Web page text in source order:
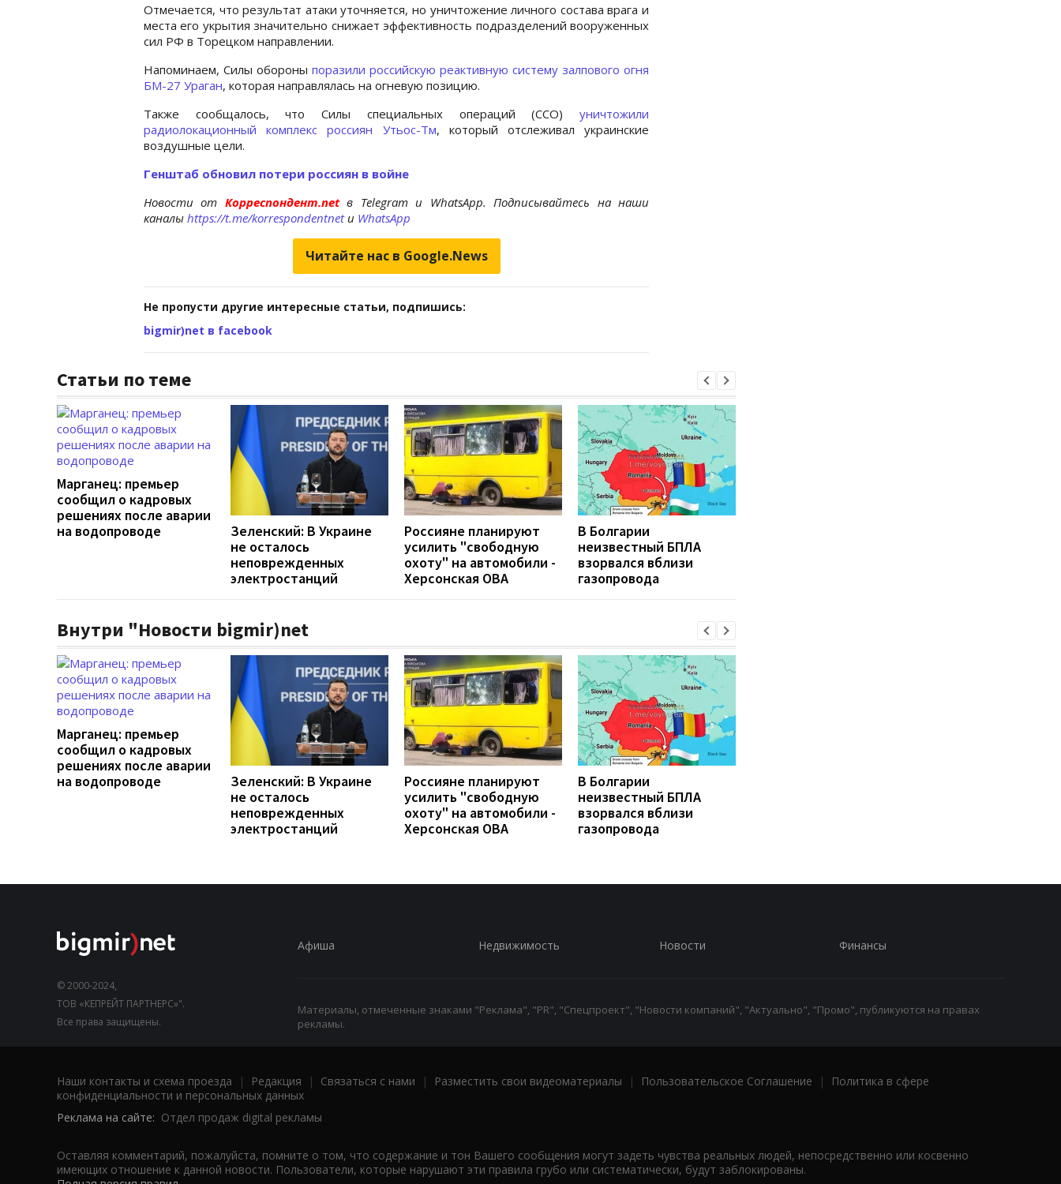
Отмечается, что результат атаки уточняется, но уничтожение личного состава врага и
места его укрытия значительно снижает эффективность подразделений вооруженных
сил РФ в Торецком направлении.
Напоминаем, Силы обороны поразили российскую реактивную систему залпового огня
БМ-27 Ураган, которая направлялась на огневую позицию.
Также сообщалось, что Силы специальных операций (ССО) уничтожили
радиолокационный комплекс россиян Утьос-Тм, который отслеживал украинские
воздушные цели.
Генштаб обновил потери россиян в войне
Новости от Корреспондент.netв Telegram и WhatsApp. Подписывайтесь на наши
каналы https://t.me/korrespondentnetи WhatsApp
Читайте нас в Google.News
Не пропусти другие интересные статьи, подпишись:
bigmir)net в facebook
Статьи по теме
Марганец: премьер
сообщил о кадровых
решениях после аварии
на водопроводе
Зеленский: В Украине
не осталось
неповрежденных
электростанций
Россияне планируют
усилить "свободную
охоту" на автомобили -
Херсонская ОВА
В Болгарии
неизвестный БПЛА
взорвался вблизи
газопровода
Внутри "Новости bigmir)net
Марганец: премьер
сообщил о кадровых
решениях после аварии
на водопроводе
Зеленский: В Украине
не осталось
неповрежденных
электростанций
Россияне планируют
усилить "свободную
охоту" на автомобили -
Херсонская ОВА
В Болгарии
неизвестный БПЛА
взорвался вблизи
газопровода
© 2000-2024,
ТОВ «КЕПРЕЙТ ПАРТНЕРС»".
Все права защищены.
Афиша Недвижимость Новости Финансы
Материалы, отмеченные знаками "Реклама", "PR", "Спецпроект", "Новости компаний", "Актуально", "Промо", публикуются на правах
рекламы.
Наши контакты и схема проезда | Редакция | Связаться с нами | Разместить свои видеоматериалы | Пользовательское Соглашение |
Политика в сфере
конфиденциальности и персональных данных
Реклама на сайте: Отдел продаж digital рекламы
Оставляя комментарий, пожалуйста, помните о том, что содержание и тон Вашего сообщения могут задеть чувства реальных людей, непосредственно или косвенно
имеющих отношение к данной новости. Пользователи, которые нарушают эти правила грубо или систематически, будут заблокированы.